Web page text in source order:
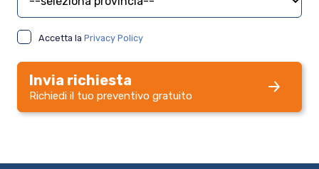
Accetta la Privacy Policy
Invia richiesta
Richiedi il tuo preventivo gratuito